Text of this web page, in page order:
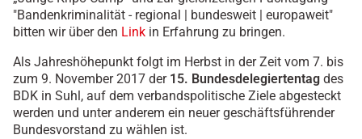
"Bandenkriminalität - regional | bundesweit | europaweit"
bitten wir über den Link in Erfahrung zu bringen.
Als Jahreshöhepunkt folgt im Herbst in der Zeit vom 7. bis
zum 9. November 2017 der 15. Bundesdelegiertentag des
BDK in Suhl, auf dem verbandspolitische Ziele abgesteckt
werden und unter anderem ein neuer geschäftsführender
Bundesvorstand zu wählen ist.